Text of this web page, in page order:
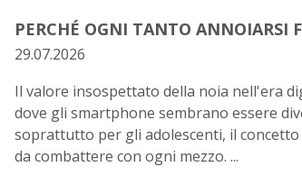
PERCHÉ OGNI TANTO ANNOIARSI
29.07.2026
Il valore insospettato della noia nell'era
dove gli smartphone sembrano essere
soprattutto per gli adolescenti, il
da combattere con ogni mezzo. ...